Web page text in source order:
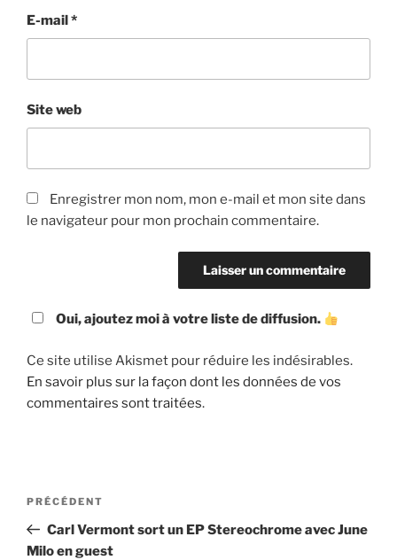
E-mail*
Site web
Enregistrer mon nom, mon e-mail et mon site dans
le navigateur pour mon prochain commentaire.
Oui, ajoutez moi à votre liste de diffusion.
Ce site utilise Akismet pour réduire les indésirables.
En savoir plus sur la façon dont les données de vos
commentaires sont traitées.
Navigation
l’article
Article
précédent
PRÉCÉDENT
Carl Vermont sort un EP Stereochrome avec June
Milo en guest